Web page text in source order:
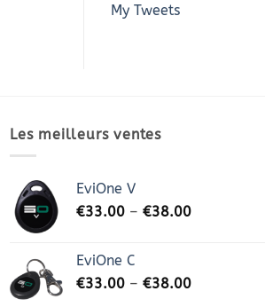
My Tweets
Les meilleurs ventes
EviOne V
€33.00 – €38.00
EviOne C
€33.00 – €38.00